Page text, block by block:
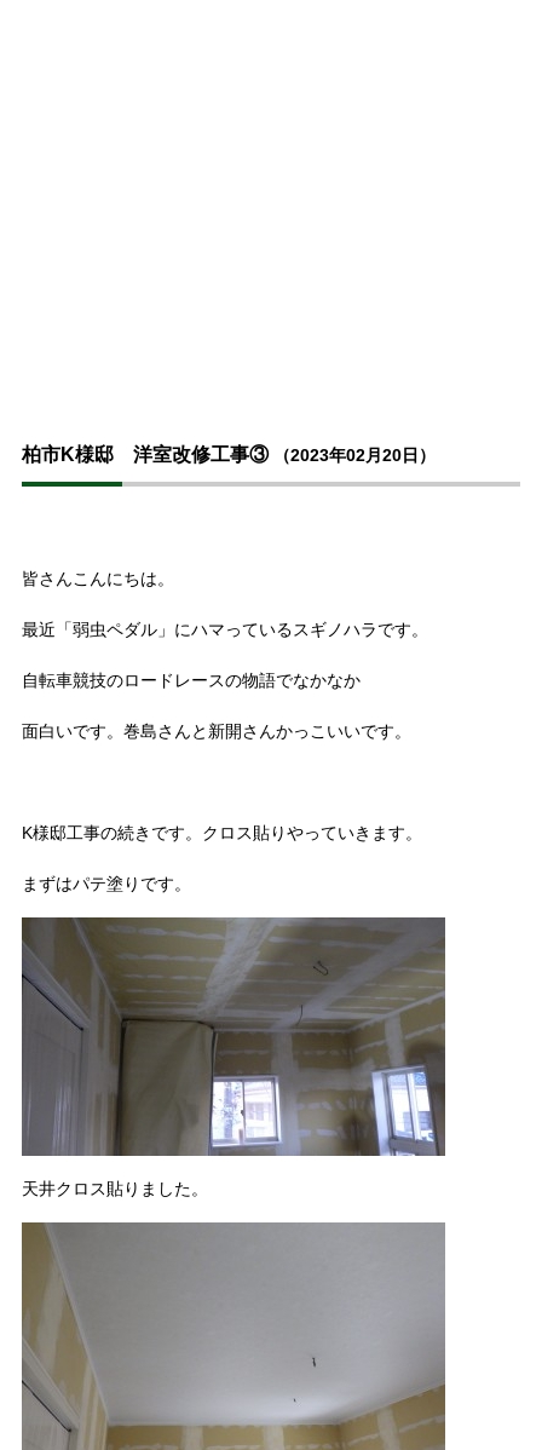
柏市K様邸 洋室改修工事③ （2023年02月20日）
皆さんこんにちは。
最近「弱虫ペダル」にハマっているスギノハラです。
自転車競技のロードレースの物語でなかなか
面白いです。巻島さんと新開さんかっこいいです。
K様邸工事の続きです。クロス貼りやっていきます。
まずはパテ塗りです。
天井クロス貼りました。